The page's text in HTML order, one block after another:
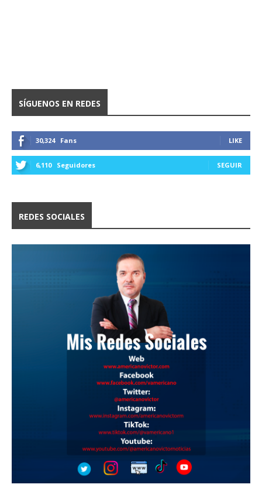
SÍGUENOS EN REDES
30,324 Fans LIKE
6,110 Seguidores SEGUIR
REDES SOCIALES